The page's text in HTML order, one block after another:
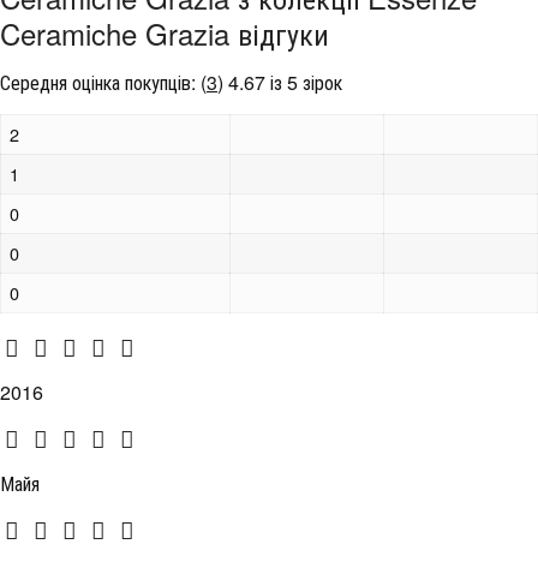
Ceramiche Grazia відгуки
Середня оцінка покупців: (3) 4.67 із 5 зірок
2
1
0
0
0
2016
Майя